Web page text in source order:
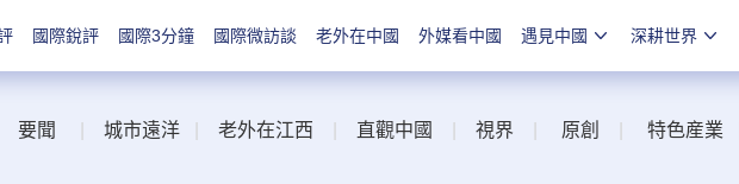
國際銳評 國際3分鐘 國際微訪談 老外在中國 外媒看中國 遇見中國 深耕世界
要聞 城市遠洋 老外在江西 直觀中國 視界 原創 特色産業